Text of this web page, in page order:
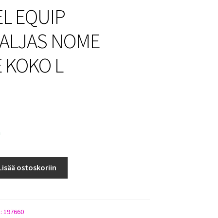
EQUIP
NOME
KOKO L
ostoskoriin
197660